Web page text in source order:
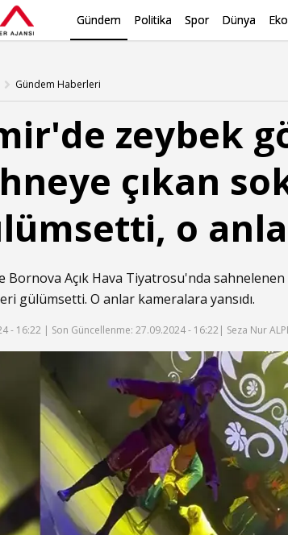
Gündem Politika Spor Dünya
Gündem Haberleri
zeybek
çıkan
o
Bornova Açık Hava Tiyatrosu'nda sahnelenen
gülümsetti. O anlar kameralara yansıdı.
- 16:22 | Son Güncellenme: 27.09.2024 - 16:22 | Seza Nur